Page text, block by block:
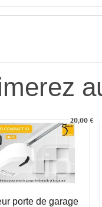
20,00 €
porte de garage